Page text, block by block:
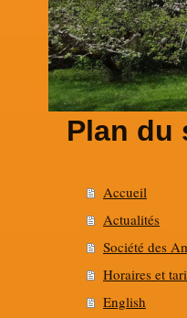
Plan du
Accueil
Actualités
Société des
Horaires et
English